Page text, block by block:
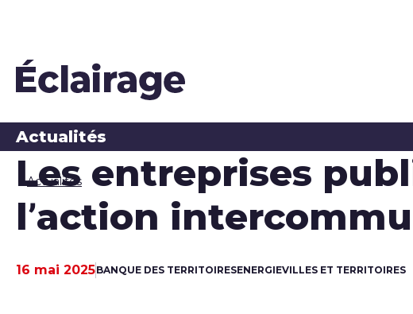
Actualités
Actualités
Les entreprises
l’action
Date de publication
16 mai 2025BANQUE DES TERRITOIRESENERGIEVILLES ET TERRITOIRES